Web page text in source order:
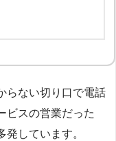
らない切り口で電話
ビスの営業だった
しています。